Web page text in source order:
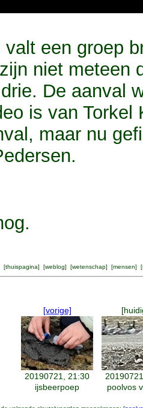
een groep
niet meteen
De aanval
is van
maar nu
[thuispagina] [weblog] [wetenschap] [mensen] [
[vorige]
20190721, 21:30
ijsbeerpoep
poolvos